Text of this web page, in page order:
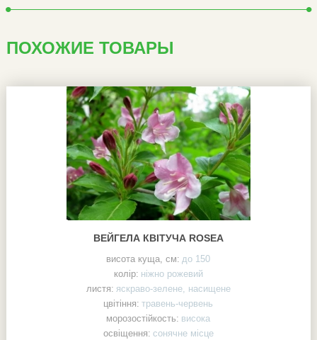
ПОХОЖИЕ ТОВАРЫ
ВЕЙГЕЛА КВІТУЧА ROSEA
висота куща, см: до 150
колір: ніжно рожевий
листя: яскраво-зелене, насищене
цвітіння: травень-червень
морозостійкость: висока
освіщення: сонячне місце